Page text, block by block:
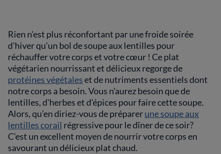
Rien n'est plus réconfortant par une froide soirée
d'hiver qu'un bol de soupe aux lentilles pour
réchauffer votre corps et votre cœur ! Ce plat
végétarien nourrissant et délicieux regorge de
protéines végétaleset de nutriments essentiels dont
notre corps a besoin. Vous n'aurez besoin que de
lentilles, d'herbes et d'épices pour faire cette soupe.
Alors, qu’en diriez-vous de préparerune soupe aux
lentilles corail régressive pour le dîner de ce soir?
C'est un excellent moyen de nourrir votre corps en
savourant un délicieux plat chaud.